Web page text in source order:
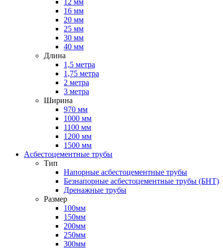
12 мм
16 мм
20 мм
25 мм
30 мм
40 мм
Длина
1,5 метра
1,75 метра
2 метра
3 метра
Ширина
970 мм
1000 мм
1100 мм
1200 мм
1500 мм
Асбестоцементные трубы
Тип
Напорные асбестоцементные трубы
Безнапорные асбестоцементные трубы (БНТ)
Дренажные трубы
Размер
100мм
150мм
200мм
250мм
300мм